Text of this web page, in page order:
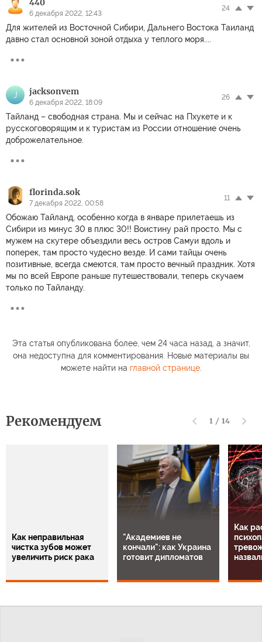
440
6 декабря 2022, 12:43
24
Для жителей из Восточной Сибири, Дальнего Востока Таиланд
давно стал основной зоной отдыха у теплого моря....
J jacksonvem
6 декабря 2022, 18:09
26
Тайланд – свободная страна. Мы и сейчас на Пхукете и к
русскоговорящим и к туристам из России отношение очень
доброжелательное.
florinda.sok
7 декабря 2022, 00:58
11
Обожаю Тайланд, особенно когда в январе прилетаешь из
Сибири из минус 30 в плюс 30!! Воистину рай просто. Мы с
мужем на скутере объездили весь остров Самуи вдоль и
поперек, там просто чудесно везде. И сами тайцы очень
позитивные, всегда смеются, там просто вечный праздник. Хотя
мы по всей Европе раньше путешествовали, теперь скучаем
только по Тайланду.
Эта статья опубликована более, чем 24 часа назад, а значит,
она недоступна для комментирования. Новые материалы вы
можете найти на главной странице.
Рекомендуем 1 / 14
Как неправильная
чистка зубов может
увеличить риск рака
"Академиев не
кончали": как Украина
готовит дипломатов
Как